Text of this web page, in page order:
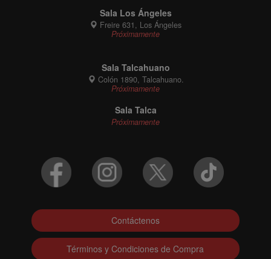
Sala Los Ángeles
Freire 631, Los Ángeles
Próximamente
Sala Talcahuano
Colón 1890, Talcahuano.
Próximamente
Sala Talca
Próximamente
Contáctenos
Términos y Condiciones de Compra